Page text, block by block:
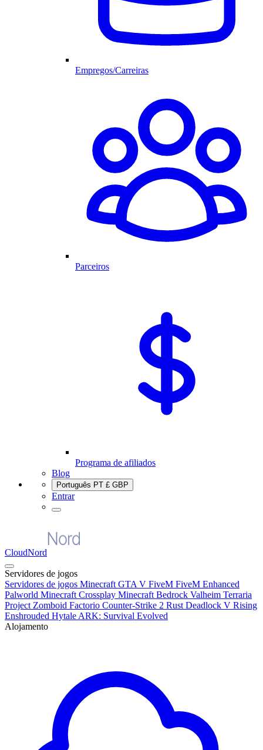
Empregos/Carreiras
Parceiros
Programa de afiliados
Blog
Português PT £ GBP
Entrar
CloudNord
Servidores de jogos
Servidores de jogos Minecraft GTA V FiveM FiveM Enhanced
Palworld Minecraft Crossplay Minecraft Bedrock Valheim Terraria
Project Zomboid Factorio Counter-Strike 2 Rust Deadlock V Rising
Enshrouded Hytale ARK: Survival Evolved
Alojamento